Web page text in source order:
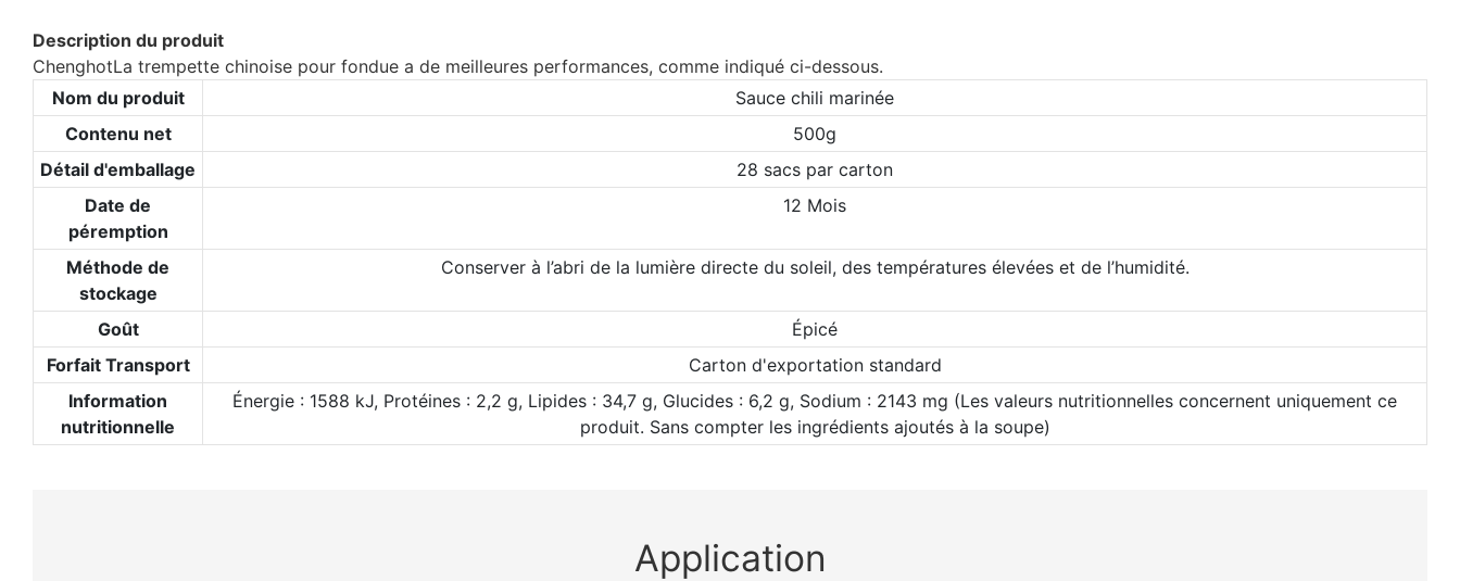
Description du produit
ChenghotLa trempette chinoise pour fondue a de meilleures performances, comme indiqué ci-dessous.
Nom du produit
Sauce chili marinée
Contenu net
500g
Détail d'emballage
28 sacs par carton
Date de
péremption
12 Mois
Méthode de
stockage
Conserver à l’abri de la lumière directe du soleil, des températures élevées et de l’humidité.
Goût
Épicé
Forfait Transport
Carton d'exportation standard
Information
nutritionnelle
Énergie : 1588 kJ, Protéines : 2,2 g, Lipides : 34,7 g, Glucides : 6,2 g, Sodium : 2143 mg (Les valeurs nutritionnelles concernent uniquement ce
produit. Sans compter les ingrédients ajoutés à la soupe)
Application